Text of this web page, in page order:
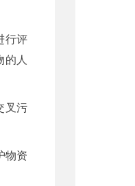
行评
人
叉污
物资